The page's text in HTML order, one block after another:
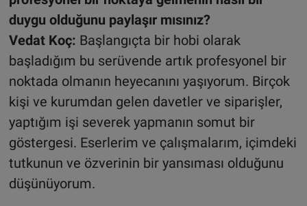
duygu olduğunu paylaşır mısınız?
Vedat Koç: Başlangıçta bir hobi olarak
başladığım bu serüvende artık profesyonel bir
noktada olmanın heyecanını yaşıyorum. Birçok
kişi ve kurumdan gelen davetler ve siparişler,
yaptığım işi severek yapmanın somut bir
göstergesi. Eserlerim ve çalışmalarım, içimdeki
tutkunun ve özverinin bir yansıması olduğunu
düşünüyorum.